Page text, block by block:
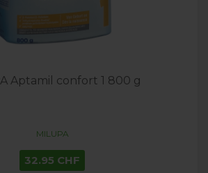
Aptamil confort 1 800 g
MILUPA
32.95 CHF